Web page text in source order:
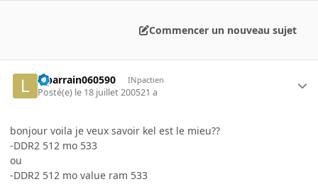
Commencer un nouveau sujet
leparrain060590 INpactien
Posté(e) le 18 juillet 200521 a
bonjour voila je veux savoir kel est le mieu??
-DDR2 512 mo 533
ou
-DDR2 512 mo value ram 533